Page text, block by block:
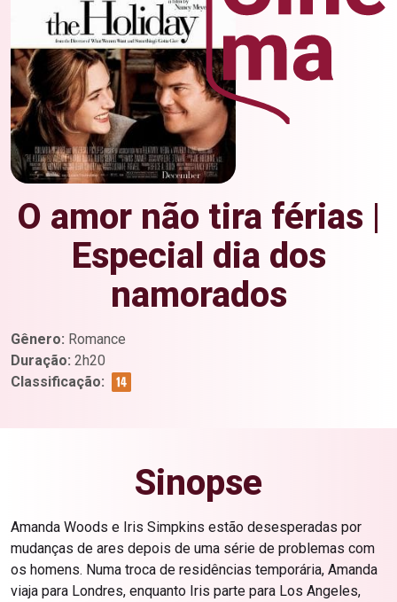
O amor não tira férias |
Especial dia dos
namorados
Gênero: Romance
Duração: 2h20
Classificação:
Sinopse
Amanda Woods e Iris Simpkins estão desesperadas por
mudanças de ares depois de uma série de problemas com
os homens. Numa troca de residências temporária, Amanda
viaja para Londres, enquanto Iris parte para Los Angeles,